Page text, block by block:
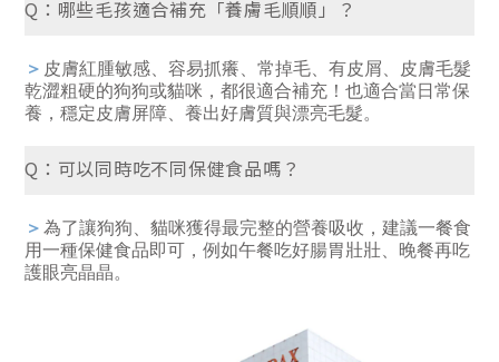
Q：哪些毛孩適合補充「養膚毛順順」？
＞ 皮膚紅腫敏感、容易抓癢、常掉毛、有皮屑、皮膚毛髮
乾澀粗硬的狗狗或貓咪，都很適合補充！也適合當日常保
養，穩定皮膚屏障、養出好膚質與漂亮毛髮。
Q：可以同時吃不同保健食品嗎？
＞ 為了讓狗狗、貓咪獲得最完整的營養吸收，建議一餐食
用一種保健食品即可，例如午餐吃好腸胃壯壯、晚餐再吃
護眼亮晶晶。